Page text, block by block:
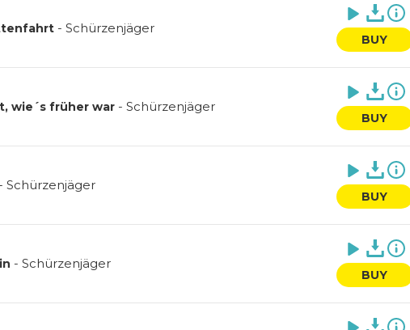
- Schürzenjäger
BUY
wie´s früher war- Schürzenjäger
BUY
- Schürzenjäger
BUY
- Schürzenjäger
BUY